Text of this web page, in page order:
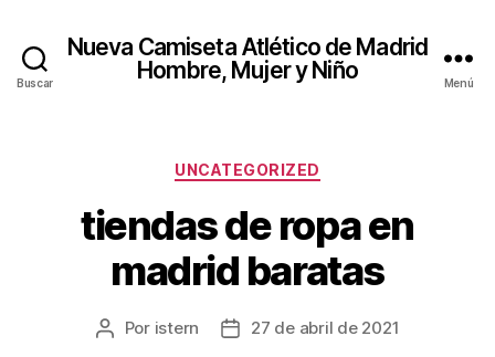
Buscar
Nueva Camiseta Atlético de Madrid
Hombre, Mujer y Niño
Menú
Categorías
UNCATEGORIZED
tiendas de ropa en
madrid baratas
Autor
Por istern
Fecha27 de abril de 2021